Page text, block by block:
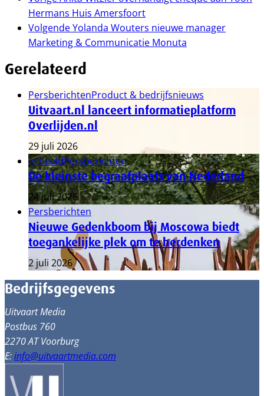
Hermans Huis Amersfoort
VolgendeYolanda Wouters nieuwe manager
Marketing & Communicatie Monuta
Gerelateerd
PersberichtenProduct & bedrijfsnieuws
Uitvaart.nl lanceert informatieplatform
Overlijden.nl
29 juli 2026
In beeldPersberichten
De kleinste begraafplaats van Nederland
24 juli 2026
Persberichten
Nieuwe Gedenkboom bij Moscowa biedt
toegankelijke plek om te herdenken
2 juli 2026
Bedrijfsgegevens
Uitvaart Media
Postbus 760
2270 AT Voorburg
E:info@uitvaartmedia.com